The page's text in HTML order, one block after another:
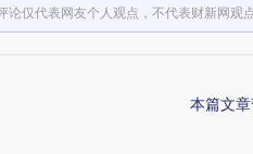
论仅代表网友个人观点，不代表财新网观
本篇文